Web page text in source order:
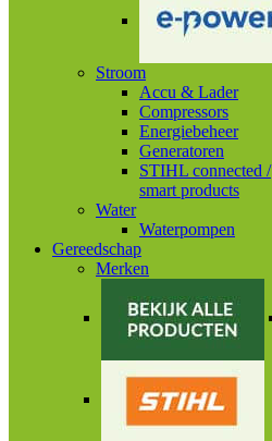
Stroom
Accu & Lader
Compressors
Energiebeheer
Generatoren
STIHL connected /
smart products
Water
Waterpompen
Gereedschap
Merken